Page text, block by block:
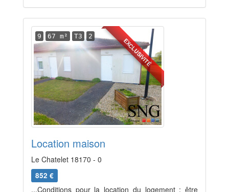
EXCLUSIVITÉ
9 67 m² T3 2
Location maison
Le Chatelet 18170 - 0
852 €
...Conditions pour la location du logement : être